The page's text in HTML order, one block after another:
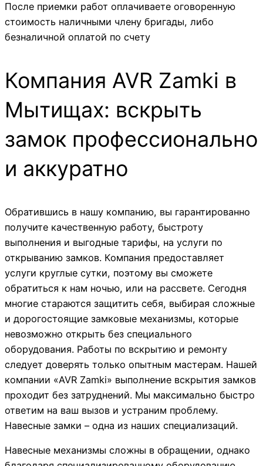
После приемки работ оплачиваете оговоренную
стоимость наличными члену бригады, либо
безналичной оплатой по счету
Компания AVR Zamki в
Мытищах: вскрыть
замок профессионально
и аккуратно
Обратившись в нашу компанию, вы гарантированно
получите качественную работу, быстроту
выполнения и выгодные тарифы, на услуги по
открыванию замков. Компания предоставляет
услуги круглые сутки, поэтому вы сможете
обратиться к нам ночью, или на рассвете. Сегодня
многие стараются защитить себя, выбирая сложные
и дорогостоящие замковые механизмы, которые
невозможно открыть без специального
оборудования. Работы по вскрытию и ремонту
следует доверять только опытным мастерам. Нашей
компании «AVR Zamki» выполнение вскрытия замков
проходит без затруднений. Мы максимально быстро
ответим на ваш вызов и устраним проблему.
Навесные замки – одна из наших специализаций.
Навесные механизмы сложны в обращении, однако